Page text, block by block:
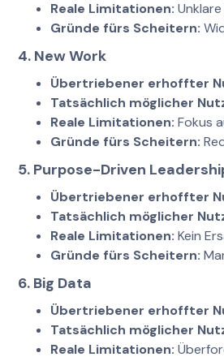
Reale Limitationen:
Gründe fürs Scheitern:
4. New Work
Übertriebener erhoffter
Tatsächlich möglicher
Reale Limitationen: Fokus
Gründe fürs Scheitern:
5. Purpose-Driven
Übertriebener erhoffter
Tatsächlich möglicher
Reale Limitationen: Kein
Gründe fürs Scheitern:
6. Big Data
Übertriebener erhoffter
Tatsächlich möglicher
Reale Limitationen: